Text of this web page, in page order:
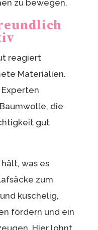
zu bewegen.
reagiert
Materialien.
die
gut
was es
zum
kuschelig,
fördern und ein
Hier lohnt